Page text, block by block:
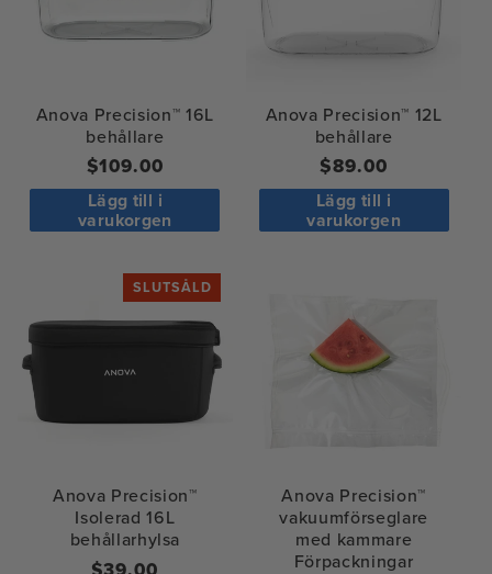
Anova Precision™ 16L
behållare
Ordinarie
pris
$109.00
Lägg till i
varukorgen
Anova Precision™ 12L
behållare
Ordinarie
pris
$89.00
Lägg till i
varukorgen
SLUTSÅLD
Anova Precision™
Isolerad 16L
behållarhylsa
Anova Precision™
vakuumförseglare
med kammare
Förpackningar